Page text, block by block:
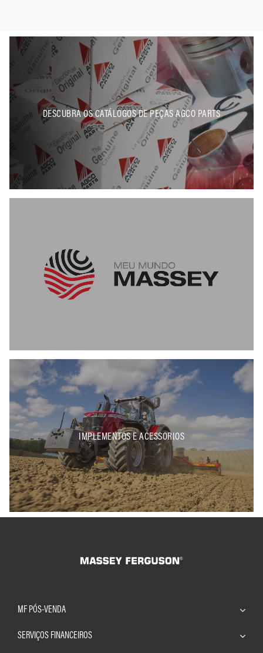
DESCUBRA OS CATÁLOGOS DE PEÇAS AGCO PARTS
IMPLEMENTOS E ACESSORIOS
MF PÓS-VENDA
SERVIÇOS FINANCEIROS